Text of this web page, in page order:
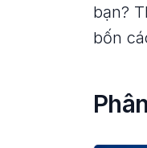
bạn?
bốn